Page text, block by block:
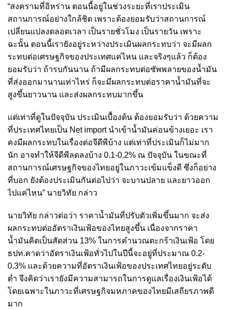
“สงครามที่อิหร่าน ตอนนี้อยู่ในช่วงระยะที่เราประเมิน
สถานการณ์อย่างใกล้ชิด เพราะต้องยอมรับว่าสถานการณ์
เปลี่ยนแปลงตลอดเวลา เป็นรายชั่วโมง เป็นรายวัน เพราะ
ฉะนั้น ตอนนี้เรายังอยู่ระหว่างประเมินผลกระทบว่า จะมีผลก
ระทบต่อเศรษฐกิจของประเทศแค่ไหน และจริงๆแล้ว ก็ต้อง
ยอมรับว่า ถ้ารบกันนาน ถ้ามีผลกระทบต่อซัพพลายของน้ำมัน
ที่ส่งออกมานานเท่าไหร่ ก็จะมีผลกระทบต่อราคาน้ำมันที่จะ
สูงขึ้นยาวนาน และส่งผลกระทบมากขึ้น
แต่เท่าที่ดูในปัจจุบัน ประเมินเบื้องต้น ต้องยอมรับว่า ด้วยความ
ที่ประเทศไทยเป็น Net import นำเข้าน้ำมันค่อนข้างเยอะ เรา
คงมีผลกระทบในเรื่องต่อจีดีพีบ้าง แต่เท่าที่ประเมินก็ไม่มาก
นัก อาจทำให้จีดีพีลดลงบ้าง 0.1-0.2% ณ ปัจจุบัน ในขณะที่
สถานการณ์เศรษฐกิจของไทยอยู่ในภาวะเข้มแข็งดี ซึ่งก็อย่าง
ที่บอก ยังต้องประเมินกันต่อไปว่า จะบานปลาย และยาวออก
ไปแค่ไหน” นายวิทัย กล่าว
นายวิทัย กล่าวต่อว่า ราคาน้ำมันที่ปรับตัวเพิ่มขึ้นมาก จะส่ง
ผลกระทบต่ออัตราเงินเฟ้อของไทยสูงขึ้น เนื่องจากราคา
น้ำมันคิดเป็นสัดส่วน 13% ในการคำนวณตะกร้าเงินเฟ้อ โดย
ธปท.คาดว่าอัตราเงินเฟ้อทั่วไปในปีนี้จะอยู่ที่ประมาณ 0.2-
0.3% และด้วยความที่อัตราเงินเฟ้อของประเทศไทยอยู่ระดับ
ต่ำ จึงคิดว่าเรายังมีความสามารถในการดูแลเรื่องเงินเฟ้อได้
โดยเฉพาะในภาวะที่เศรษฐกิจมหภาคของไทยมีเสถียรภาพดี
มาก